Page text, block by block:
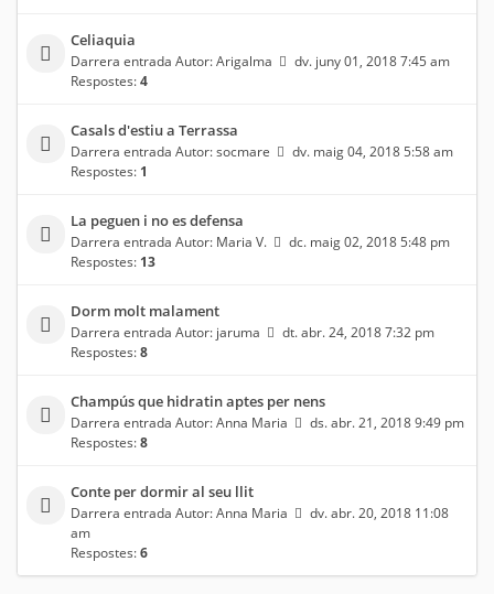
Celiaquia
Darrera entrada Autor:Arigalma
dv. juny 01, 2018 7:45 am
Respostes:4
Casals d'estiu a Terrassa
Darrera entrada Autor:socmare
dv. maig 04, 2018 5:58 am
Respostes: 1
La peguen i no es defensa
Darrera entrada Autor: Maria V.
dc. maig 02, 2018 5:48 pm
Respostes: 13
Dorm molt malament
Darrera entrada Autor: jaruma
dt. abr. 24, 2018 7:32 pm
Respostes:8
Champús que hidratin aptes per nens
Darrera entrada Autor:Anna Maria
ds. abr. 21, 2018 9:49 pm
Respostes:8
Conte per dormir al seu llit
Darrera entrada Autor:Anna Maria
dv. abr. 20, 2018 11:08
am
Respostes:6